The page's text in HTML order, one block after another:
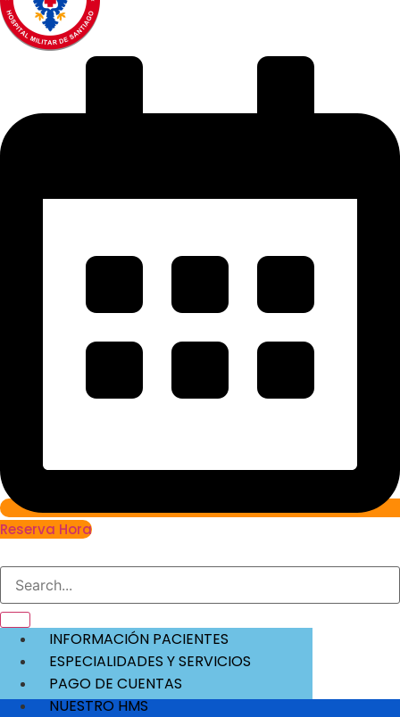
Reserva Hora
INFORMACIÓN PACIENTES
ESPECIALIDADES Y SERVICIOS
PAGO DE CUENTAS
NUESTRO HMS